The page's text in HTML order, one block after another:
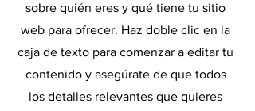
sobre quién eres y qué tiene tu sitio
web para ofrecer. Haz doble clic en la
caja de texto para comenzar a editar tu
contenido y asegúrate de que todos
los detalles relevantes que quieres